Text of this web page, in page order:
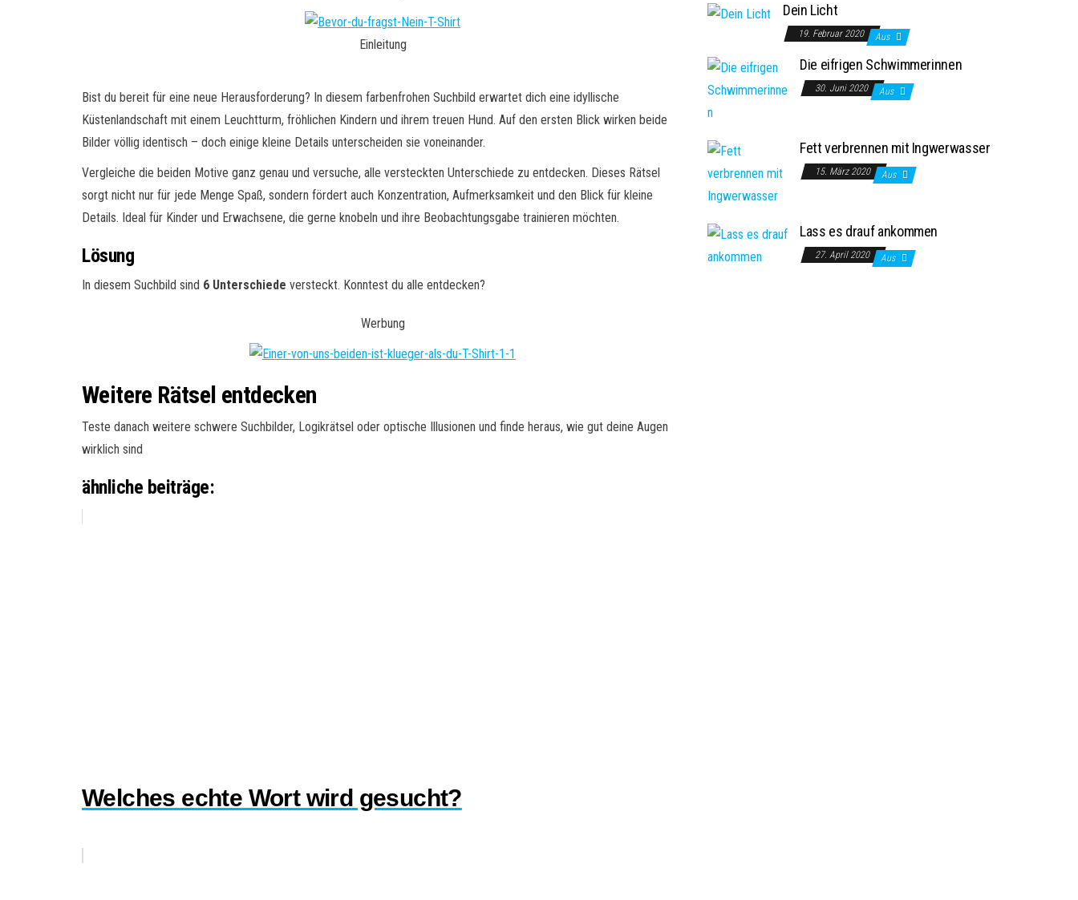
Einleitung
Bist du bereit für eine neue Herausforderung? In diesem farbenfrohen Suchbild erwartet dich eine idyllische
Küstenlandschaft mit einem Leuchtturm, fröhlichen Kindern und ihrem treuen Hund. Auf den ersten Blick wirken beide
Bilder völlig identisch – doch einige kleine Details unterscheiden sie voneinander.
Vergleiche die beiden Motive ganz genau und versuche, alle versteckten Unterschiede zu entdecken. Dieses Rätsel
sorgt nicht nur für jede Menge Spaß, sondern fördert auch Konzentration, Aufmerksamkeit und den Blick für kleine
Details. Ideal für Kinder und Erwachsene, die gerne knobeln und ihre Beobachtungsgabe trainieren möchten.
Lösung
In diesem Suchbild sind 6 Unterschiede versteckt. Konntest du alle entdecken?
Werbung
Weitere Rätsel entdecken
Teste danach weitere schwere Suchbilder, Logikrätsel oder optische Illusionen und finde heraus, wie gut deine Augen
wirklich sind
ähnliche beiträge:
Welches echte Wort wird gesucht?
Dein Licht
19. Februar 2020 Aus
Die eifrigen Schwimmerinnen
30. Juni 2020 Aus
Fett verbrennen mit Ingwerwasser
15. März 2020 Aus
Lass es drauf ankommen
27. April 2020 Aus